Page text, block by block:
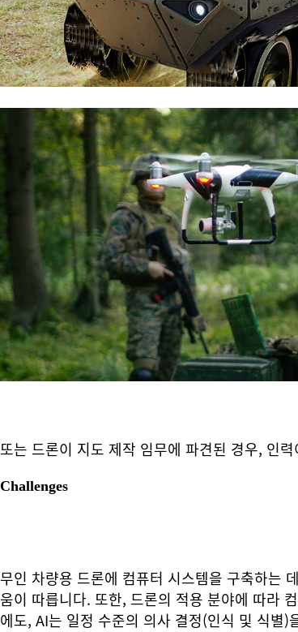
또는 드론이 지도 제작 임무에 파견된 경우, 인
Challenges
무인 차량용 드론에 컴퓨터 시스템을 구축하는
움이 따릅니다. 또한, 드론의 적용 분야에 따라
에도, AI는 일정 수준의 의사 결정(인식 및 식별